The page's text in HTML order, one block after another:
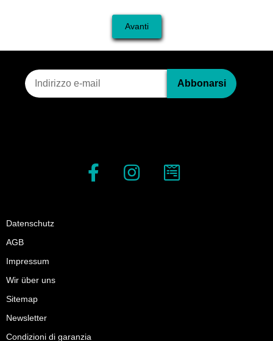
Avanti
Iscrizione alla newsletter
Abbonarsi
Datenschutz
AGB
Impressum
Wir über uns
Sitemap
Newsletter
Condizioni di garanzia